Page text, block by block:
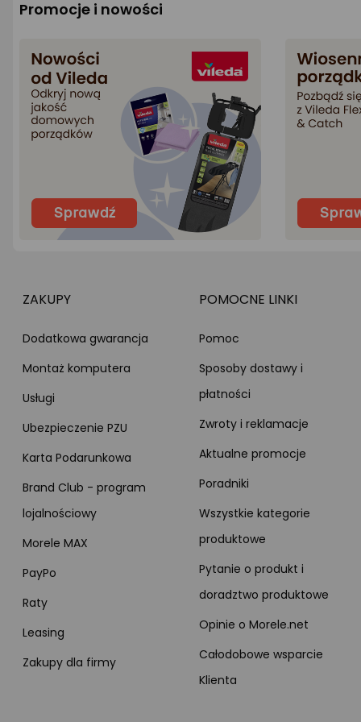
Promocje i nowości
ZAKUPY
Dodatkowa gwarancja
Montaż komputera
Usługi
Ubezpieczenie PZU
Karta Podarunkowa
Brand Club - program
lojalnościowy
Morele MAX
PayPo
Raty
Leasing
Zakupy dla firmy
POMOCNE LINKI
Pomoc
Sposoby dostawy i
płatności
Zwroty i reklamacje
Aktualne promocje
Poradniki
Wszystkie kategorie
produktowe
Pytanie o produkt i
doradztwo produktowe
Opinie o Morele.net
Całodobowe wsparcie
Klienta